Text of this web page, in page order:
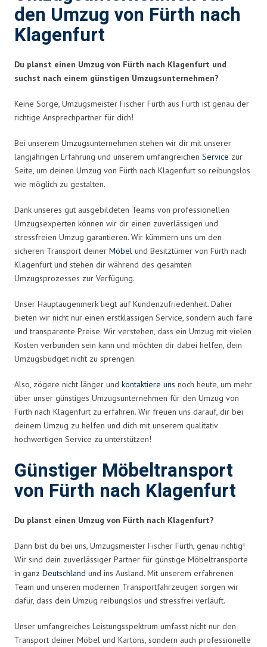
den Umzug von Fürth nach
Klagenfurt
Du planst einen Umzug von Fürth nach Klagenfurt und
suchst nach einem günstigen Umzugsunternehmen?
Keine Sorge, Umzugsmeister Fischer Fürth aus Fürth ist genau der
richtige Ansprechpartner für dich!
Bei unserem Umzugsunternehmen stehen wir dir mit unserer
langjährigen Erfahrung und unserem umfangreichen Service zur
Seite, um deinen Umzug von Fürth nach Klagenfurt so reibungslos
wie möglich zu gestalten.
Dank unseres gut ausgebildeten Teams von professionellen
Umzugsexperten können wir dir einen zuverlässigen und
stressfreien Umzug garantieren. Wir kümmern uns um den
sicheren Transport deiner Möbel und Besitztümer von Fürth nach
Klagenfurt und stehen dir während des gesamten
Umzugsprozesses zur Verfügung.
Unser Hauptaugenmerk liegt auf Kundenzufriedenheit. Daher
bieten wir nicht nur einen erstklassigen Service, sondern auch faire
und transparente Preise. Wir verstehen, dass ein Umzug mit vielen
Kosten verbunden sein kann und möchten dir dabei helfen, dein
Umzugsbudget nicht zu sprengen.
Also, zögere nicht länger und kontaktiere uns noch heute, um mehr
über unser günstiges Umzugsunternehmen für den Umzug von
Fürth nach Klagenfurt zu erfahren. Wir freuen uns darauf, dir bei
deinem Umzug zu helfen und dich mit unserem qualitativ
hochwertigen Service zu unterstützen!
Günstiger Möbeltransport
von Fürth nach Klagenfurt
Du planst einen Umzug von Fürth nach Klagenfurt?
Dann bist du bei uns, Umzugsmeister Fischer Fürth, genau richtig!
Wir sind dein zuverlässiger Partner für günstige Möbeltransporte
in ganz Deutschland und ins Ausland. Mit unserem erfahrenen
Team und unseren modernen Transportfahrzeugen sorgen wir
dafür, dass dein Umzug reibungslos und stressfrei verläuft.
Unser umfangreiches Leistungsspektrum umfasst nicht nur den
Transport deiner Möbel und Kartons, sondern auch professionelle